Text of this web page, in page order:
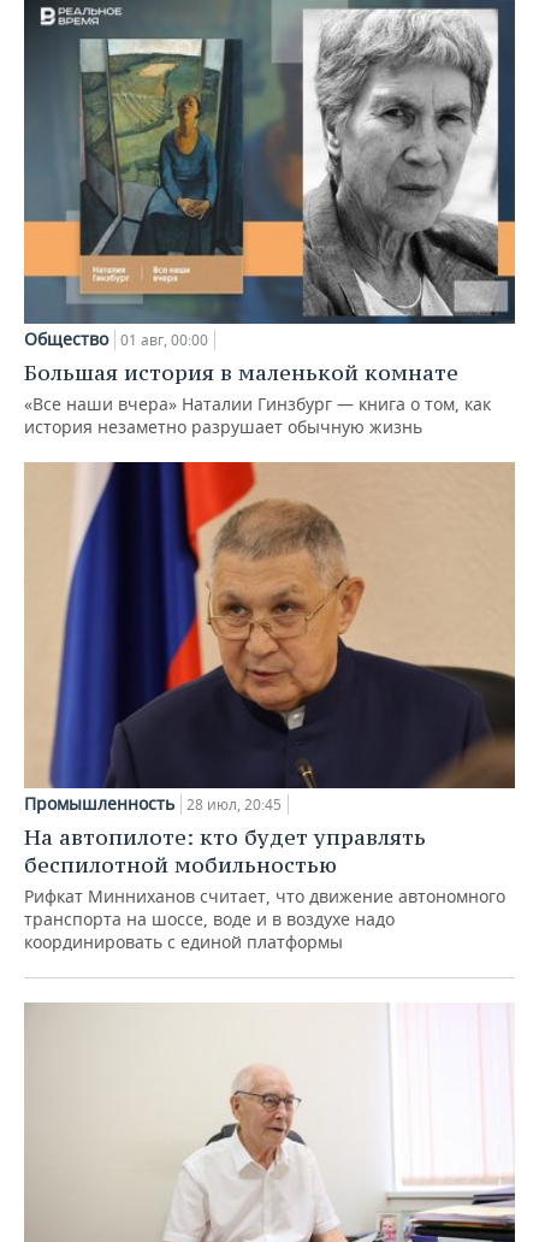
Общество 01 авг, 00:00
Большая история в маленькой комнате
«Все наши вчера» Наталии Гинзбург — книга о том, как
история незаметно разрушает обычную жизнь
Промышленность 28 июл, 20:45
На автопилоте: кто будет управлять
беспилотной мобильностью
Рифкат Минниханов считает, что движение автономного
транспорта на шоссе, воде и в воздухе надо
координировать с единой платформы